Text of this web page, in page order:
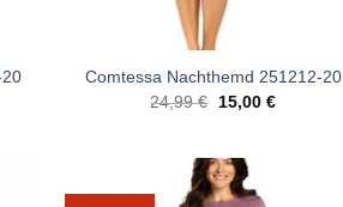
Comtessa Nachthemd 251212-20
24,99€ Ursprünglicher
15,00 €Aktueller